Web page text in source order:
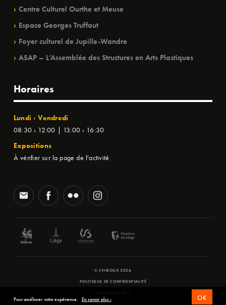
Centre Culturel Ourthe et Meuse
Espace Georges Truffaut
Foyer culturel de Jupille-Wandre
ASAP – L’Assemblée des Structures en Arts Plastiques
Horaires
Lundi › Vendredi
08:30 › 12:00 | 13:00 › 16:30
Expositions
À vérifier sur la page de l'activité
© CHIROUX 2026
POLITIQUE DE CONFIDENTIALITÉ
Pour améliorer votre expérience. En savoir plus › OK